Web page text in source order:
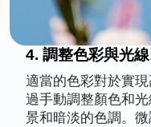
4. 調整色彩與光
適當的色彩對於實
過手動調整顏色和
景和暗淡的色調。